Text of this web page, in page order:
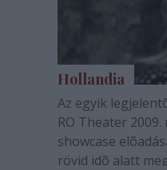
Hollandia
Az egyik
RO Theater
showcase
rövid idõ alatt